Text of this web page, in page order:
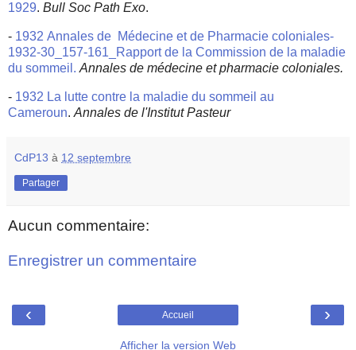
1929. Bull Soc Path Exo.
- 1932 Annales de Médecine et de Pharmacie coloniales-
1932-30_157-161_Rapport de la Commission de la maladie
du sommeil. Annales de médecine et pharmacie coloniales.
- 1932 La lutte contre la maladie du sommeil au
Cameroun. Annales de l'Institut Pasteur
CdP13 à 12 septembre
Partager
Aucun commentaire:
Enregistrer un commentaire
‹ ›
Accueil
Afficher la version Web